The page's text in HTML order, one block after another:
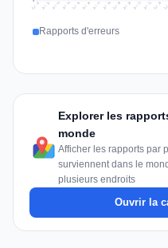
Jul 11 Jul 12 Jul 13 Jul 14 Jul 15 Jul 16 Jul 17 Jul 18 Jul 19 Jul 20 Jul 21 Jul 22 Jul 23
Rapports d'erreurs
Explorer les
monde
Afficher les rapports par
surviennent dans le
plusieurs endroits
Ouvrir la